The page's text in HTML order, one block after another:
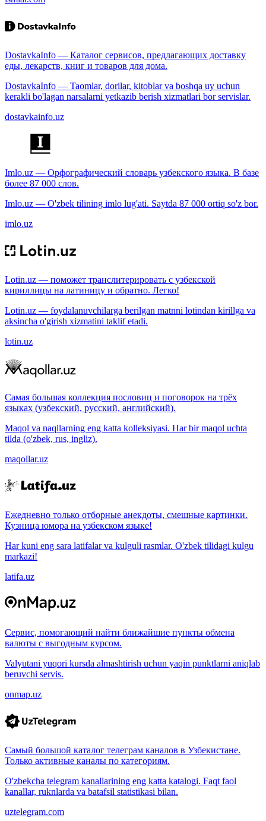
DostavkaInfo — Каталог сервисов, предлагающих доставку
еды, лекарств, книг и товаров для дома.
DostavkaInfo — Taomlar, dorilar, kitoblar va boshqa uy uchun
kerakli bo'lagan narsalarni yetkazib berish xizmatlari bor servislar.
dostavkainfo.uz
Imlo.uz — Орфографический словарь узбекского языка. В базе
более 87 000 слов.
Imlo.uz — O'zbek tilining imlo lug'ati. Saytda 87 000 ortiq so'z bor.
imlo.uz
Lotin.uz — поможет транслитерировать с узбекской
кириллицы на латиницу и обратно. Легко!
Lotin.uz — foydalanuvchilarga berilgan matnni lotindan kirillga va
aksincha o'girish xizmatini taklif etadi.
lotin.uz
Самая большая коллекция пословиц и поговорок на трёх
языках (узбекский, русский, английский).
Maqol va naqllarning eng katta kolleksiyasi. Har bir maqol uchta
tilda (o'zbek, rus, ingliz).
maqollar.uz
Ежедневно только отборные анекдоты, смешные картинки.
Кузница юмора на узбекском языке!
Har kuni eng sara latifalar va kulguli rasmlar. O'zbek tilidagi kulgu
markazi!
latifa.uz
Сервис, помогающий найти ближайшие пункты обмена
валюты с выгодным курсом.
Valyutani yuqori kursda almashtirish uchun yaqin punktlarni aniqlab
beruvchi servis.
onmap.uz
Самый большой каталог телеграм каналов в Узбекистане.
Только активные каналы по категориям.
O'zbekcha telegram kanallarining eng katta katalogi. Faqt faol
kanallar, ruknlarda va batafsil statistikasi bilan.
uztelegram.com